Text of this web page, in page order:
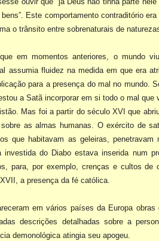
Este comportamento contraditório
o trânsito entre sobrenaturais de
em momentos anteriores, o mundo
assumia fluidez na medida em que era
para a presença do mal no mundo.
a Satã incorporar em si todo o mal que
Mas foi a partir do século XVI que
as almas humanas. O exército de
que habitavam as geleiras,
investida do Diabo estava inserida num
para, por exemplo, crenças e cultos de
a presença da fé católica.
em vários países da Europa
descrições detalhadas sobre a
demonológica atingia seu apogeu.